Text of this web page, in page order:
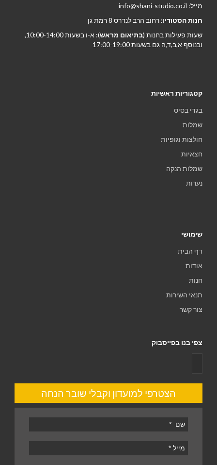
מייל: info@shani-studio.co.il
חנות הסטודיו: רחוב הרב לנדרס 8 רמת גן
שעות פעילות בחנות (בתיאום מראש
): א-ו בשעות 10:00-14:00,
ובנוסף א,ב,ד,ה גם בשעות 17:00-19:00
קטגוריות ראשיות
בגדי בסיס
שמלות
חולצות וגופיות
חצאיות
שמלות הנקה
נערות
שימושי
דף הבית
אודות
חנות
תנאי השירות
צור קשר
צפי בנו בפייסבוק
הצטרפי למועדון וקבלי שובר הנחה